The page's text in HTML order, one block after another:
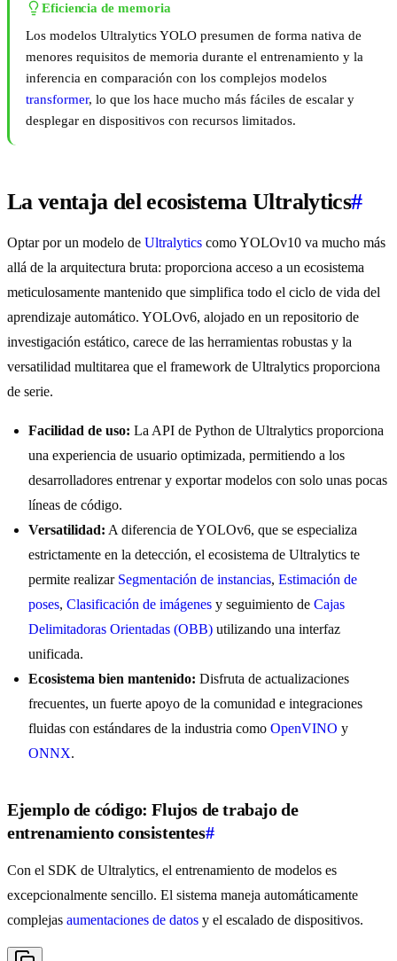
Eficiencia de memoria
Los modelos Ultralytics YOLO presumen de forma nativa de
menores requisitos de memoria durante el entrenamiento y la
inferencia en comparación con los complejos modelos
transformer, lo que los hace mucho más fáciles de escalar y
desplegar en dispositivos con recursos limitados.
La ventaja del ecosistema Ultralytics#
Optar por un modelo de Ultralytics como YOLOv10 va mucho más
allá de la arquitectura bruta: proporciona acceso a un ecosistema
meticulosamente mantenido que simplifica todo el ciclo de vida del
aprendizaje automático. YOLOv6, alojado en un repositorio de
investigación estático, carece de las herramientas robustas y la
versatilidad multitarea que el framework de Ultralytics proporciona
de serie.
Facilidad de uso: La API de Python de Ultralytics proporciona
una experiencia de usuario optimizada, permitiendo a los
desarrolladores entrenar y exportar modelos con solo unas pocas
líneas de código.
Versatilidad: A diferencia de YOLOv6, que se especializa
estrictamente en la detección, el ecosistema de Ultralytics te
permite realizar Segmentación de instancias, Estimación de
poses, Clasificación de imágenes y seguimiento de Cajas
Delimitadoras Orientadas (OBB) utilizando una interfaz
unificada.
Ecosistema bien mantenido: Disfruta de actualizaciones
frecuentes, un fuerte apoyo de la comunidad e integraciones
fluidas con estándares de la industria como OpenVINO y
ONNX.
Ejemplo de código: Flujos de trabajo de
entrenamiento consistentes#
Con el SDK de Ultralytics, el entrenamiento de modelos es
excepcionalmente sencillo. El sistema maneja automáticamente
complejas aumentaciones de datos y el escalado de dispositivos.